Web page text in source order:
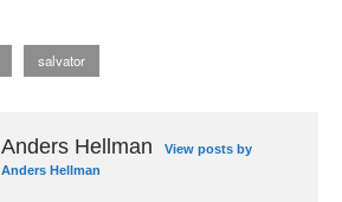
salvator
Anders Hellman
View posts by
Anders Hellman